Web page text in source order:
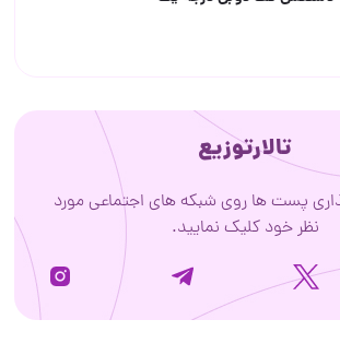
تالارتوزیع
پست ها روی شبکه های اجتماعی مورد
نظر خود کلیک نمایید.